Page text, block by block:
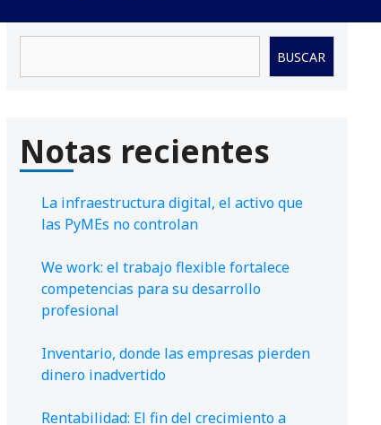
BUSCAR
Notas recientes
La infraestructura digital, el activo que
las PyMEs no controlan
We work: el trabajo flexible fortalece
competencias para su desarrollo
profesional
Inventario, donde las empresas pierden
dinero inadvertido
Rentabilidad: El fin del crecimiento a